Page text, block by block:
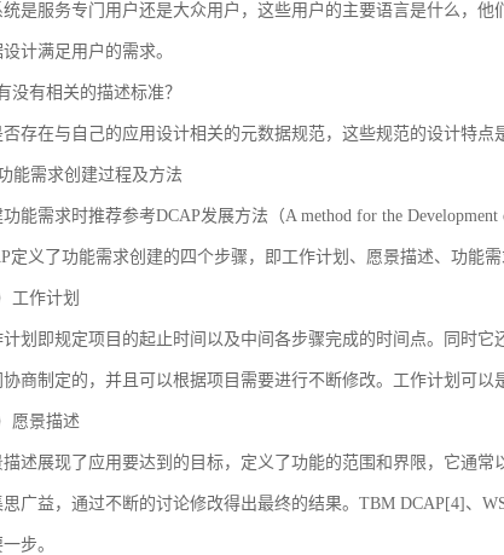
统是服务专门用户还是大众用户，这些用户的主要语言是什么，
计满足用户的需求。
没有相关的描述标准？
否存在与自己的应用设计相关的元数据规范，这些规范的设计特点
能需求创建过程及方法
能需求时推荐参考DCAP发展方法（A method for the
定义了功能需求创建的四个步骤，即工作计划、愿景描述、功能
工作计划
计划即规定项目的起止时间以及中间各步骤完成的时间点。同时
协商制定的，并且可以根据项目需要进行不断修改。工作计划可以
愿景描述
描述展现了应用要达到的目标，定义了功能的范围和界限，它通
思广益，通过不断的讨论修改得出最终的结果。TBM DCAP[4]、
步。